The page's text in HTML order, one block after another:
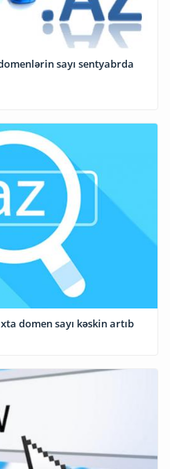
sayı sentyabrda
domen sayı kəskin artıb